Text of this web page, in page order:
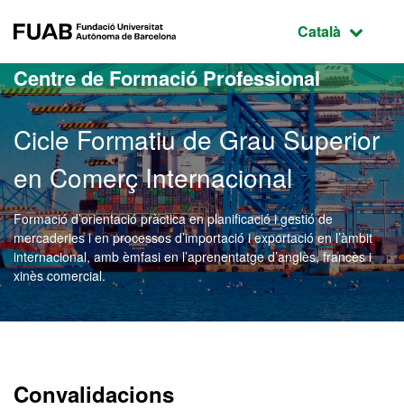
Idioma
Català
Centre de Formació Professional
Cicle Formatiu de Grau Superior
en Comerç Internacional
Formació d’orientació pràctica en planificació i gestió de
mercaderies i en processos d’importació i exportació en l’àmbit
internacional, amb èmfasi en l’aprenentatge d’anglès, francès i
xinès comercial.
Convalidacions